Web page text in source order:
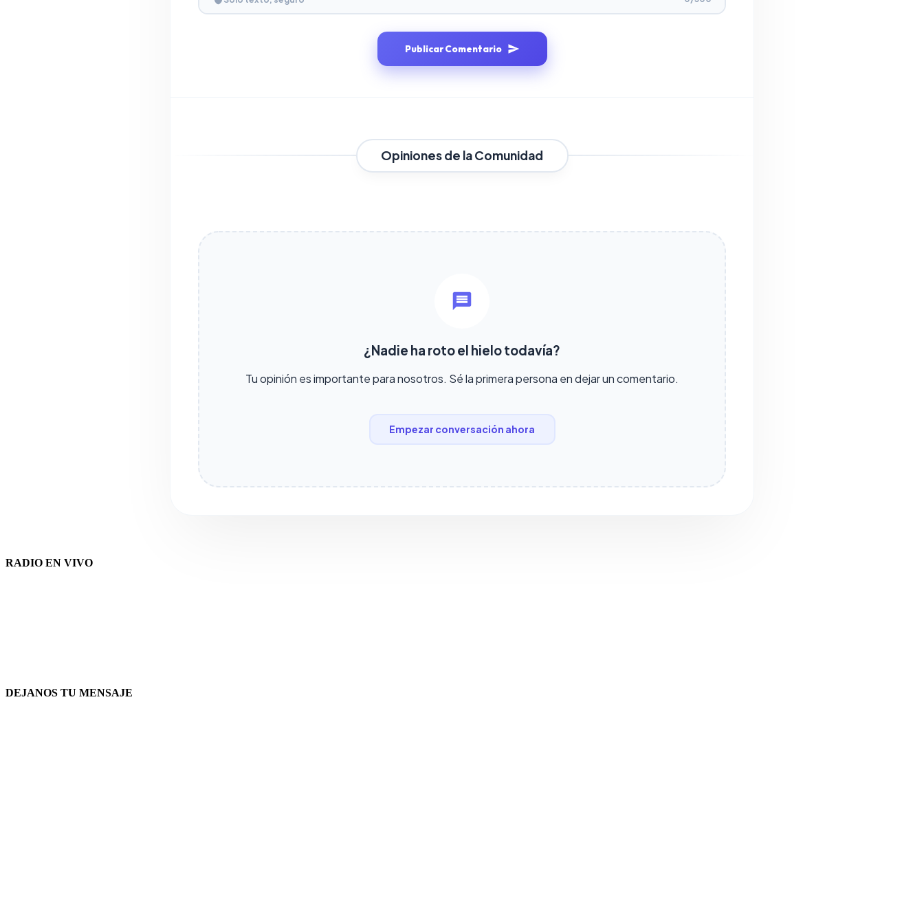
Publicar Comentario
Opiniones de la Comunidad
¿Nadie ha roto el hielo todavía?
Tu opinión es importante para nosotros. Sé la primera persona en dejar un comentario.
Empezar conversación ahora
RADIO EN VIVO
DEJANOS TU MENSAJE